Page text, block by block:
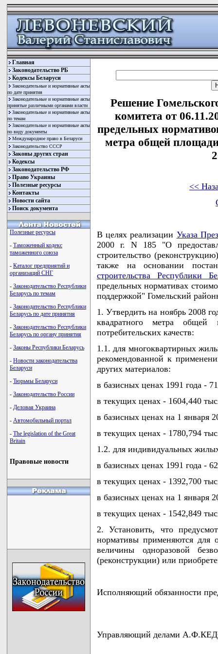
Главная
Законодательство РБ
Кодексы Беларуси
Законодательные и нормативные акты
по дате принятия
Законодательные и нормативные акты
принятые различными органами власти
Законодательные и нормативные акты
по темам
Законодательные и нормативные акты
по виду документы
Международное право в Беларуси
Законодательство СССР
Законы других стран
Кодексы
Законодательство РФ
Право Украины
Полезные ресурсы
Контакты
Новости сайта
Поиск документа
Полезные ресурсы
- Таможенный кодекс
таможенного союза
- Каталог предприятий и
организаций СНГ
- Законодательство Республики
Беларусь по темам
- Законодательство Республики
Беларусь по дате принятия
- Законодательство Республики
Беларусь по органу принятия
- Законы Республики Беларусь
- Новости законодательства
Беларуси
- Тюрьмы Беларуси
- Законодательство России
- Деловая Украина
- Автомобильный портал
- The legislation of the Great
Britain
Правовые новости
Решение
комитета от
предельных
метра общей
<<
В целях реализации Указа
2000 г. N 185 "О
строительство
также на основании
строительства Республики
предельных нормативах
поддержкой" Гомельский
1. Утвердить на ноябрь 2008
квадратного метра
потребительских качеств:
1.1. для многоквартирных
рекомендованной к
других материалов:
в базисных ценах 1991 года -
в текущих ценах - 1604,440
в базисных ценах на 1 января
в текущих ценах - 1780,794
1.2. для индивидуальных
в базисных ценах 1991 года -
в текущих ценах - 1392,700
в базисных ценах на 1 января
в текущих ценах - 1542,849
2. Установить, что
нормативы применяются для
величины одноразовой
(реконструкции) или
Исполняющий обязанности
Управляющий делами